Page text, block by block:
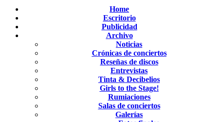
Home
Escritorio
Publicidad
Archivo
Noticias
Crónicas de conciertos
Reseñas de discos
Entrevistas
Tinta & Decibelios
Girls to the Stage!
Rumiaciones
Salas de conciertos
Galerías